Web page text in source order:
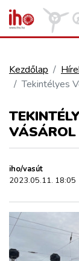
VASÚT
KÖZÚT
REPÜLÉS
ELLÁTÁSI
Kezdőlap
Tekintélyes
iho/vasút
2023.05.11. 18:05